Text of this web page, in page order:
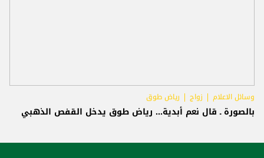
وسائل الاعلام زواج رياض طوق
بالصورة ـ قال نعم أبدية... رياض طوق يدخل القفص الذهبي